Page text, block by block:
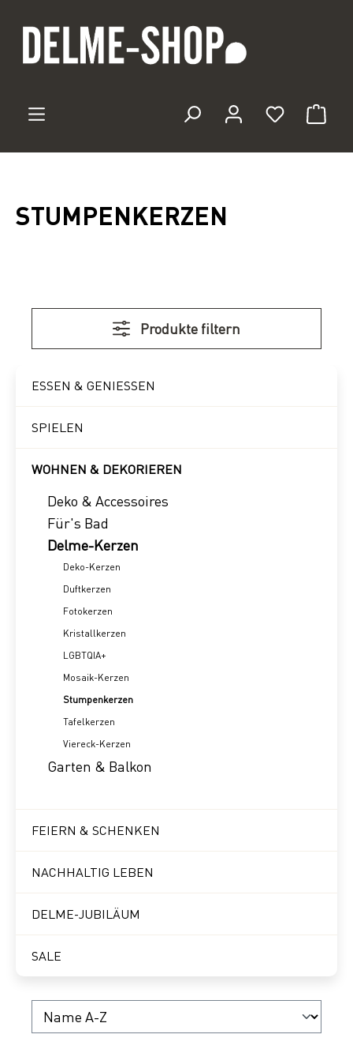
Du hast 0
STUMPENKERZEN
Produkte filtern
ESSEN & GENIESSEN
SPIELEN
WOHNEN & DEKORIEREN
Deko & Accessoires
Für's Bad
Delme-Kerzen
Deko-Kerzen
Duftkerzen
Fotokerzen
Kristallkerzen
LGBTQIA+
Mosaik-Kerzen
Stumpenkerzen
Tafelkerzen
Viereck-Kerzen
Garten & Balkon
FEIERN & SCHENKEN
NACHHALTIG LEBEN
DELME-JUBILÄUM
SALE